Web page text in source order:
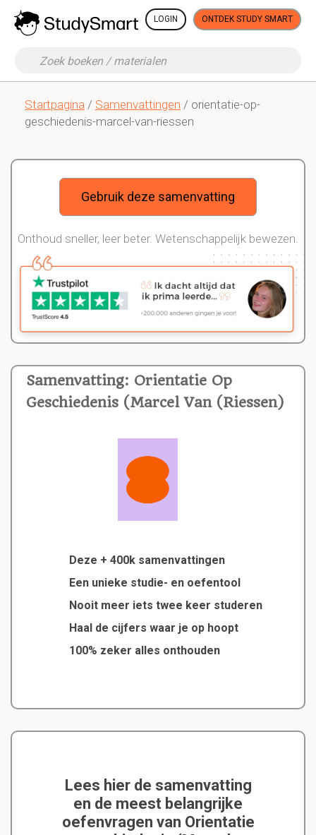
LOGIN ONTDEK STUDY SMART
Startpagina / Samenvattingen / orientatie-op-
geschiedenis-marcel-van-riessen
Samenvatting: Orientatie Op
Geschiedenis (Marcel Van (Riessen)
Deze + 400k samenvattingen
Een unieke studie- en oefentool
Nooit meer iets twee keer studeren
Haal de cijfers waar je op hoopt
100% zeker alles onthouden
Gebruik deze samenvatting
Onthoud sneller, leer beter. Wetenschappelijk bewezen.
Lees hier de samenvatting
en de meest belangrijke
oefenvragen van Orientatie